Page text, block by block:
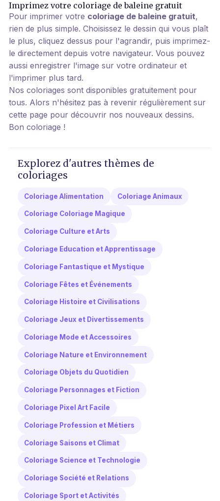
Imprimez votre coloriage de baleine gratuit
Pour imprimer votre coloriage de baleine gratuit,
rien de plus simple. Choisissez le dessin qui vous plaît
le plus, cliquez dessus pour l'agrandir, puis imprimez-
le directement depuis votre navigateur. Vous pouvez
aussi enregistrer l'image sur votre ordinateur et
l'imprimer plus tard.
Nos coloriages sont disponibles gratuitement pour
tous. Alors n'hésitez pas à revenir régulièrement sur
cette page pour découvrir nos nouveaux dessins.
Bon coloriage !
Explorez d'autres thèmes de
coloriages
Coloriage Alimentation Coloriage Animaux
Coloriage Coloriage Magique
Coloriage Culture et Arts
Coloriage Education et Apprentissage
Coloriage Fantastique et Mystique
Coloriage Fêtes et Événements
Coloriage Histoire et Civilisations
Coloriage Jeux et Divertissements
Coloriage Mode et Accessoires
Coloriage Nature et Environnement
Coloriage Objets du Quotidien
Coloriage Personnages et Fiction
Coloriage Pixel Art Facile
Coloriage Profession et Métiers
Coloriage Saisons et Climat
Coloriage Science et Technologie
Coloriage Société et Relations
Coloriage Sport et Activités